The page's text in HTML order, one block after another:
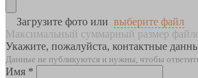
Загрузите фото или выберите файл
Максимальный суммарный размер
Укажите, пожалуйста, контактные
Данные не публикуются и нужны, чтобы
Имя *